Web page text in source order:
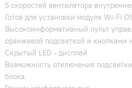
5 скоростей вентилятора
Готов для установки модуля Wi-Fi
Высокоинформативный пульт
оранжевой подсветкой и кнопками
Скрытый LED - дисплей
Возможность отключения
блока